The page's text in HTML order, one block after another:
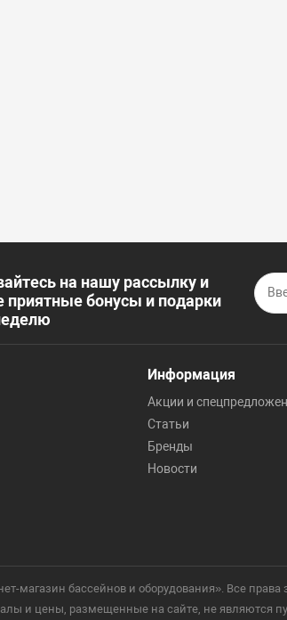
на нашу рассылку и
приятные бонусы и подарки
Информация
Акции и
Статьи
Бренды
Новости
магазин бассейнов и оборудования». Все
и цены, размещенные на сайте, не являются